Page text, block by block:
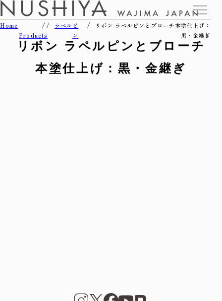
Home
Products
ラペルピ
ン
リボン ラペルピンとブローチ本塗仕上げ：
黒・金継ぎ
リボン ラペルピンとブローチ
本塗仕上げ：黒・金継ぎ